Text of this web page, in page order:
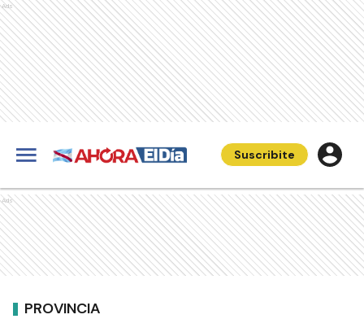
Ads
Suscribite
Ads
PROVINCIA